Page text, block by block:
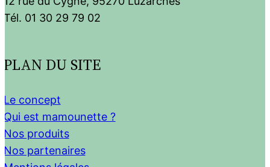
Tél. 01 30 29 79 02
PLAN DU SITE
Le concept
Qui est mamounette ?
Nos produits
Nos partenaires